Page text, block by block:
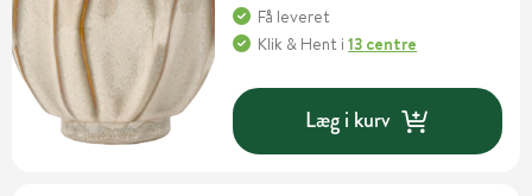
Få leveret
Klik & Hent i13 centre
Læg i kurv